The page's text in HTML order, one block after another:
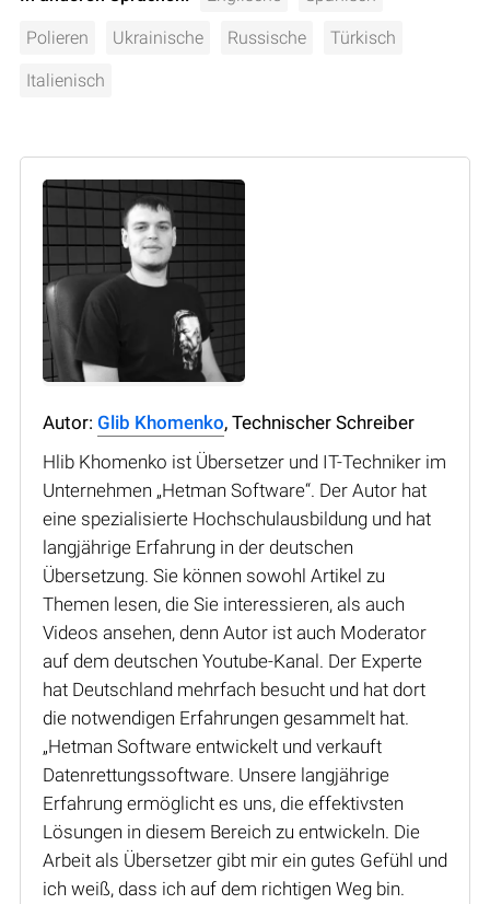
Polieren Ukrainische Russische Türkisch
Italienisch
Autor: Glib Khomenko, Technischer Schreiber
Hlib Khomenko ist Übersetzer und IT-Techniker im
Unternehmen „Hetman Software“. Der Autor hat
eine spezialisierte Hochschulausbildung und hat
langjährige Erfahrung in der deutschen
Übersetzung. Sie können sowohl Artikel zu
Themen lesen, die Sie interessieren, als auch
Videos ansehen, denn Autor ist auch Moderator
auf dem deutschen Youtube-Kanal. Der Experte
hat Deutschland mehrfach besucht und hat dort
die notwendigen Erfahrungen gesammelt hat.
„Hetman Software entwickelt und verkauft
Datenrettungssoftware. Unsere langjährige
Erfahrung ermöglicht es uns, die effektivsten
Lösungen in diesem Bereich zu entwickeln. Die
Arbeit als Übersetzer gibt mir ein gutes Gefühl und
ich weiß, dass ich auf dem richtigen Weg bin.